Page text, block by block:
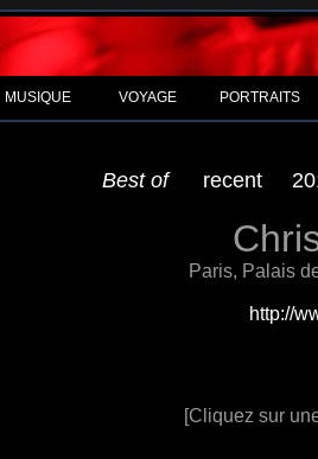
MUSIQUE VOYAGE PORTRAITS
Best of recent
Paris, Palais
http://
[Cliquez sur